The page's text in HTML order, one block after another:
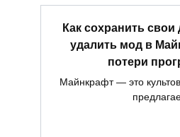
Как сохранить свои
удалить мод в
потери
Майнкрафт — это